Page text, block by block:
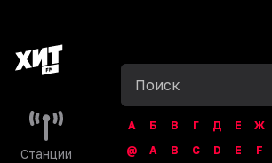
Станции
А Б В Г Д Е Ж
@
A B C D E F